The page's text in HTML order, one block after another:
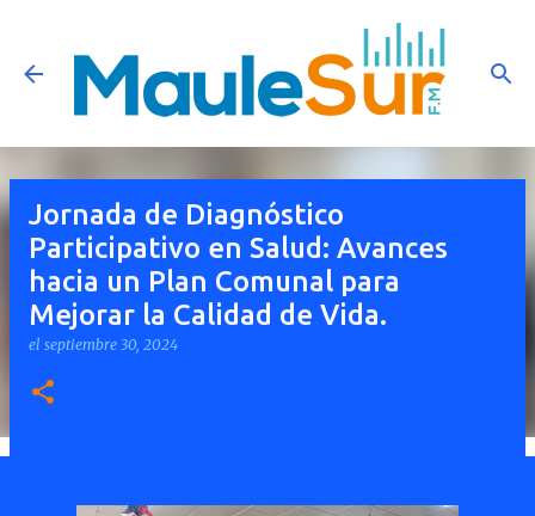
Ir al contenido principal
Jornada de Diagnóstico
Participativo en Salud: Avances
hacia un Plan Comunal para
Mejorar la Calidad de Vida.
el septiembre 30, 2024